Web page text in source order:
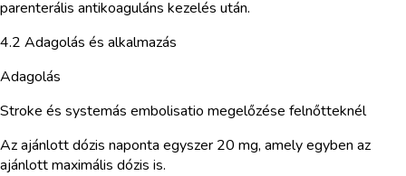
parenterális antikoaguláns kezelés után.
4.2 Adagolás és alkalmazás
Adagolás
Stroke és systemás embolisatio megelőzése felnőtteknél
Az ajánlott dózis naponta egyszer 20 mg, amely egyben az
ajánlott maximális dózis is.